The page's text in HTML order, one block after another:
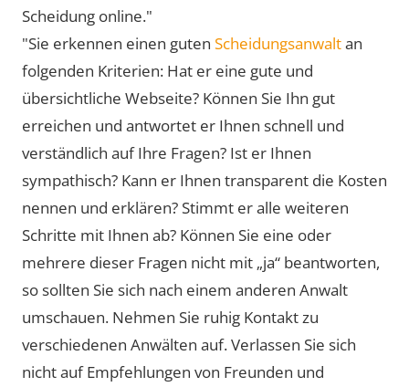
Scheidung online."
"Sie erkennen einen guten Scheidungsanwaltan
folgenden Kriterien: Hat er eine gute und
übersichtliche Webseite? Können Sie Ihn gut
erreichen und antwortet er Ihnen schnell und
verständlich auf Ihre Fragen? Ist er Ihnen
sympathisch? Kann er Ihnen transparent die Kosten
nennen und erklären? Stimmt er alle weiteren
Schritte mit Ihnen ab? Können Sie eine oder
mehrere dieser Fragen nicht mit „ja“ beantworten,
so sollten Sie sich nach einem anderen Anwalt
umschauen. Nehmen Sie ruhig Kontakt zu
verschiedenen Anwälten auf. Verlassen Sie sich
nicht auf Empfehlungen von Freunden und